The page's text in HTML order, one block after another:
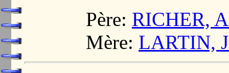
Père: RICHER,
Mère: LARTIN,